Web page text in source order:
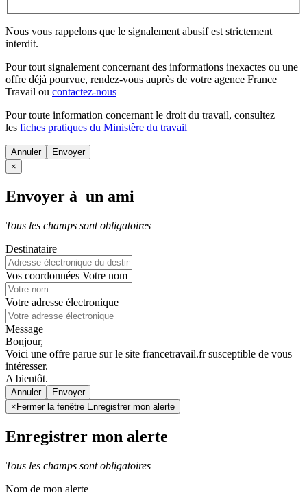
Nous vous rappelons que le signalement abusif est strictement
interdit.
Pour tout signalement concernant des informations inexactes ou une
offre déjà pourvue, rendez-vous auprès de votre agence France
Travail ou contactez-nous
Pour toute information concernant le droit du travail, consultez
les fiches pratiques du Ministère du travail
Annuler
×
Envoyer à un ami
Tous les champs sont obligatoires
Destinataire
Vos coordonnées Votre nom
Votre adresse électronique
Message
Bonjour,
Voici une offre parue sur le site francetravail.fr susceptible de vous
intéresser.
A bientôt.
Annuler
× Fermer la fenêtre Enregistrer mon alerte
Enregistrer mon alerte
Tous les champs sont obligatoires
Nom de mon alerte